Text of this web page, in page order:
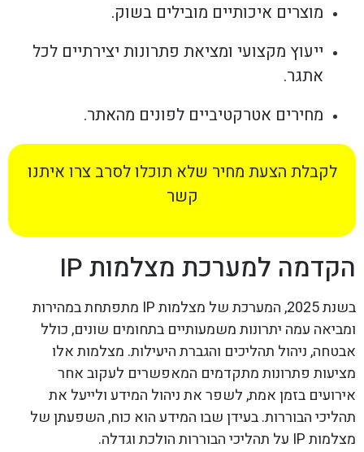
מוצרים איכותיים מובילים בשוק.
ייעוץ מקצועי ומציאת פתרונות יצירתיים לכל
אתגר.
מחירים אטרקטיביים לפונים מהאתר.
לקבלת הצעת מחיר שלא תוכלו לסרב צרו איתנו
קשר
הקדמה למערכת מצלמות IP
בשנת 2025, המערכת של מצלמות IP מתפתחת במהירות
ומביאה עמה יתרונות משמעותיים בתחומים שונים, כולל
אבטחה, ניהול תהליכים והגברת היעילות. מצלמות אלו
מציעות פתרונות מתקדמים המאפשרים לעקוב אחר
אירועים בזמן אמת, לשפר את ניהול המידע ולייעל את
תהליכי הבוררות. בעידן שבו המידע הוא כוח, השפעתן של
מצלמות IP על תהליכי הבוררות הולכת וגדלה.